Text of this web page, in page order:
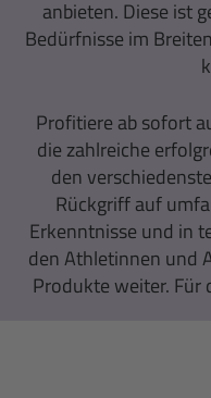
anbieten. Diese ist
Bedürfnisse im
Profitiere ab sofort
die zahlreiche
den
Rückgriff auf
Erkenntnisse und in
den Athletinnen und
Produkte weiter. Für